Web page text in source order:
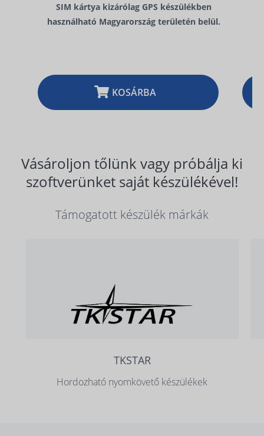
SIM kártya kizárólag GPS készülékben
használható Magyarország területén belül.
KOSÁRBA
Vásároljon tőlünk vagy próbálja ki
szoftverünket saját készülékével!
Támogatott készülék márkák
TKSTAR
Hordozható nyomkövető készülékek